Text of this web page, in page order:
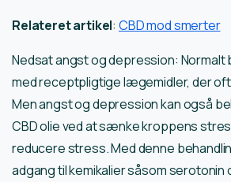
Relateret artikel: CBD mod smerter
Nedsat angst og depression: Normalt
med receptpligtige lægemidler, der
Men angst og depression kan også
CBD olie ved at sænke kroppens
reducere stress. Med denne
adgang til kemikalier såsom serotonin